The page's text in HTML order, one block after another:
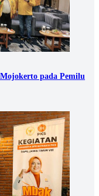
pada Pemilu